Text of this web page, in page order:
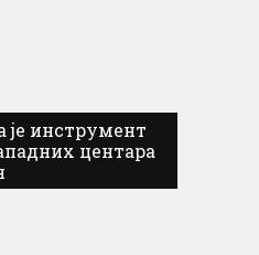
је инструмент
центара